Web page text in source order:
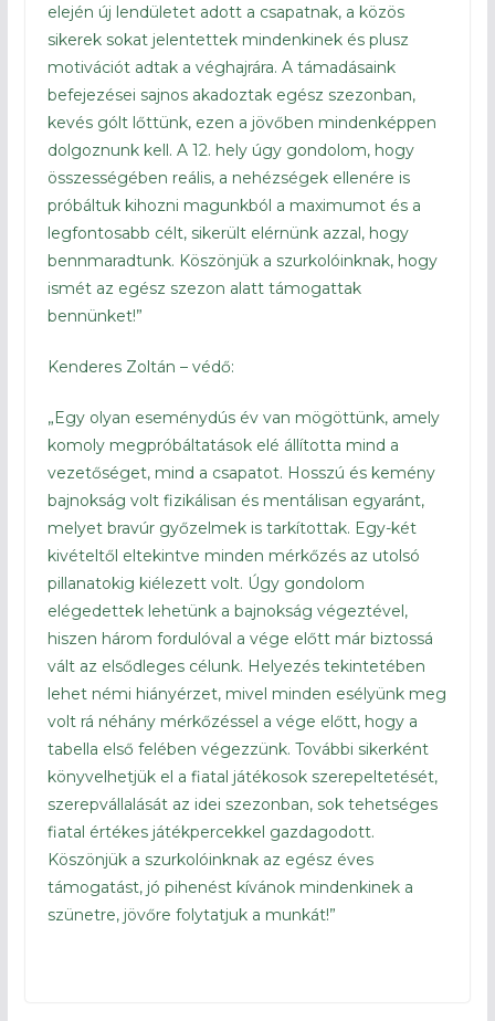
elején új lendületet adott a csapatnak, a közös
sikerek sokat jelentettek mindenkinek és plusz
motivációt adtak a véghajrára. A támadásaink
befejezései sajnos akadoztak egész szezonban,
kevés gólt lőttünk, ezen a jövőben mindenképpen
dolgoznunk kell. A 12. hely úgy gondolom, hogy
összességében reális, a nehézségek ellenére is
próbáltuk kihozni magunkból a maximumot és a
legfontosabb célt, sikerült elérnünk azzal, hogy
bennmaradtunk. Köszönjük a szurkolóinknak, hogy
ismét az egész szezon alatt támogattak
bennünket!”
Kenderes Zoltán – védő:
„Egy olyan eseménydús év van mögöttünk, amely
komoly megpróbáltatások elé állította mind a
vezetőséget, mind a csapatot. Hosszú és kemény
bajnokság volt fizikálisan és mentálisan egyaránt,
melyet bravúr győzelmek is tarkítottak. Egy-két
kivételtől eltekintve minden mérkőzés az utolsó
pillanatokig kiélezett volt. Úgy gondolom
elégedettek lehetünk a bajnokság végeztével,
hiszen három fordulóval a vége előtt már biztossá
vált az elsődleges célunk. Helyezés tekintetében
lehet némi hiányérzet, mivel minden esélyünk meg
volt rá néhány mérkőzéssel a vége előtt, hogy a
tabella első felében végezzünk. További sikerként
könyvelhetjük el a fiatal játékosok szerepeltetését,
szerepvállalását az idei szezonban, sok tehetséges
fiatal értékes játékpercekkel gazdagodott.
Köszönjük a szurkolóinknak az egész éves
támogatást, jó pihenést kívánok mindenkinek a
szünetre, jövőre folytatjuk a munkát!”